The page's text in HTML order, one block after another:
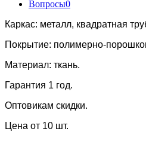
Вопросы0
Каркас: металл, квадратная
Покрытие: полимерно-
Материал: ткань.
Гарантия 1 год.
Оптовикам скидки.
Цена от 10 шт.